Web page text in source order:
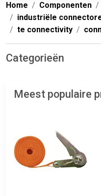
Home Componenten
industriële
te connectivity
Categorieën
Meest populaire